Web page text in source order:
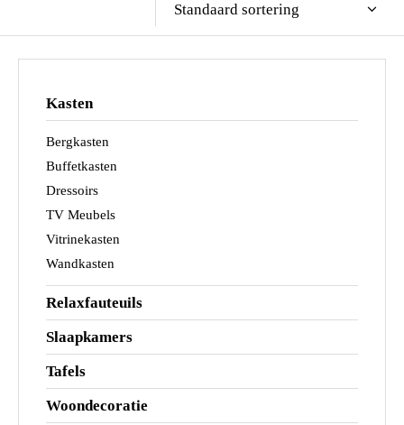
Standaard sortering
Kasten
Bergkasten
Buffetkasten
Dressoirs
TV Meubels
Vitrinekasten
Wandkasten
Relaxfauteuils
Slaapkamers
Tafels
Woondecoratie